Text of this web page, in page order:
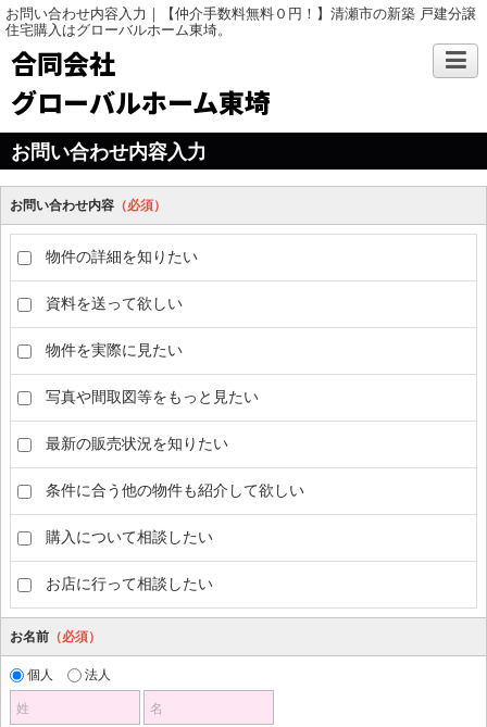
お問い合わせ内容入力｜【仲介手数料無料０円！】清瀬市の新築 戸建分譲
住宅購入はグローバルホーム東埼。
合同会社
グローバルホーム東埼
お問い合わせ内容入力
お問い合わせ内容 （必須）
物件の詳細を知りたい
資料を送って欲しい
物件を実際に見たい
写真や間取図等をもっと見たい
最新の販売状況を知りたい
条件に合う他の物件も紹介して欲しい
購入について相談したい
お店に行って相談したい
お名前 （必須）
個人 法人
姓 名